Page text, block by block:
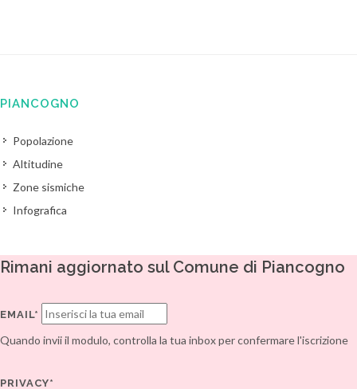
PIANCOGNO
Popolazione
Altitudine
Zone sismiche
Infografica
Rimani aggiornato sul Comune di Piancogno
EMAIL*
Quando invii il modulo, controlla la tua inbox per confermare l'iscrizione
PRIVACY*